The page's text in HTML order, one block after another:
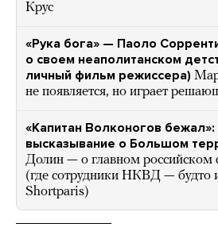
Крус
«Рука бога» — Паоло
о своем неаполитанском
личный фильм режиссера)
не появляется, но играет
«Капитан Волконогов
высказывание о Большом
Долин — о главном российском
(где сотрудники НКВД — будто
Shortparis)